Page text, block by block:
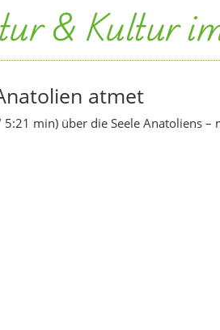
& Kultur
atmet
min) über die Seele Anatoliens